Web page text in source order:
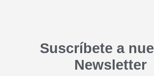
Suscríbete a
Newsletter